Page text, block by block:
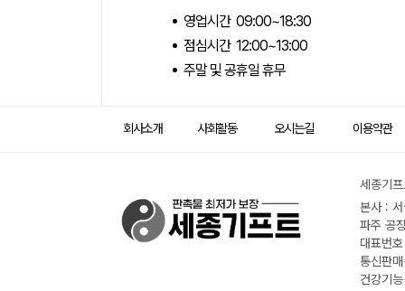
영업시간 09:00~18:30
점심시간 12:00~13:00
주말 및 공휴일 휴무
회사소개 사회활동 오시는길 이용약관
세종기
본사 :
파주 공
대표번
통신판
건강기